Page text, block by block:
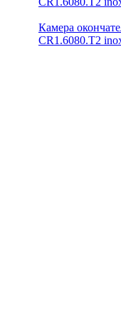
Камера
CR1.6080.Т2